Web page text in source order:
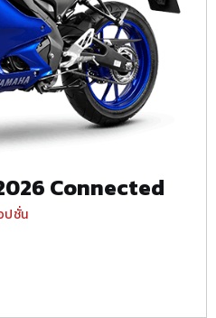
Connected
ปชั่น